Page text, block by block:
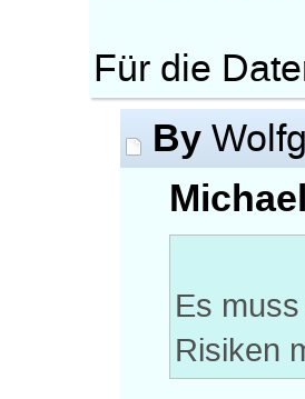
Für die
By
Es
Risiken